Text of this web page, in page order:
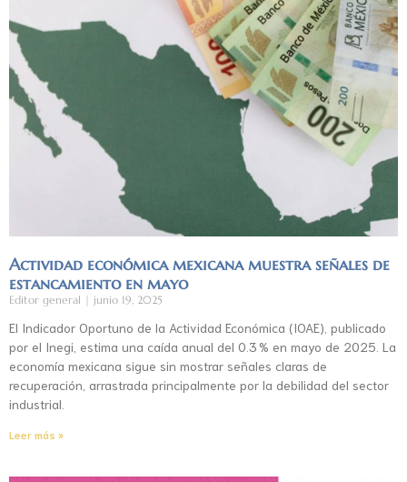
Actividad económica mexicana muestra señales de
estancamiento en mayo
Editor general junio 19, 2025
El Indicador Oportuno de la Actividad Económica (IOAE), publicado
por el Inegi, estima una caída anual del 0.3 % en mayo de 2025. La
economía mexicana sigue sin mostrar señales claras de
recuperación, arrastrada principalmente por la debilidad del sector
industrial.
Leer más »